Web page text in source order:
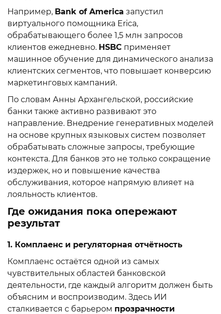
Например, Bank of America запустил
виртуального помощника Erica,
обрабатывающего более 1,5 млн запросов
клиентов ежедневно. HSBC применяет
машинное обучение для динамического анализа
клиентских сегментов, что повышает конверсию
маркетинговых кампаний.
По словам Анны Архангельской, российские
банки также активно развивают это
направление. Внедрение генеративных моделей
на основе крупных языковых систем позволяет
обрабатывать сложные запросы, требующие
контекста. Для банков это не только сокращение
издержек, но и повышение качества
обслуживания, которое напрямую влияет на
лояльность клиентов.
Где ожидания пока опережают
результат
1. Комплаенс и регуляторная отчётность
Комплаенс остаётся одной из самых
чувствительных областей банковской
деятельности, где каждый алгоритм должен быть
объясним и воспроизводим. Здесь ИИ
сталкивается с барьером прозрачности